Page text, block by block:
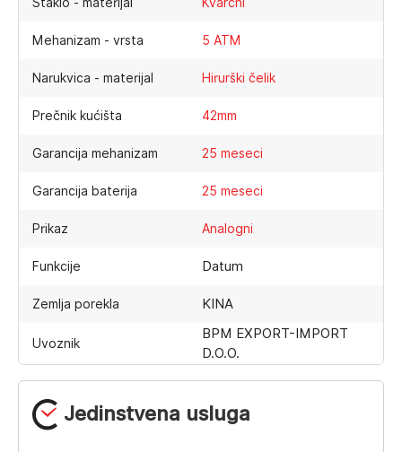
Jedinstvena usluga
Mehanizam - vrsta 5 ATM
Narukvica - materijal Hirurški čelik
Prečnik kućišta 42mm
Garancija mehanizam 25 meseci
Garancija baterija 25 meseci
Prikaz Analogni
Funkcije Datum
Zemlja porekla KINA
Uvoznik
BPM EXPORT-IMPORT
D.O.O.